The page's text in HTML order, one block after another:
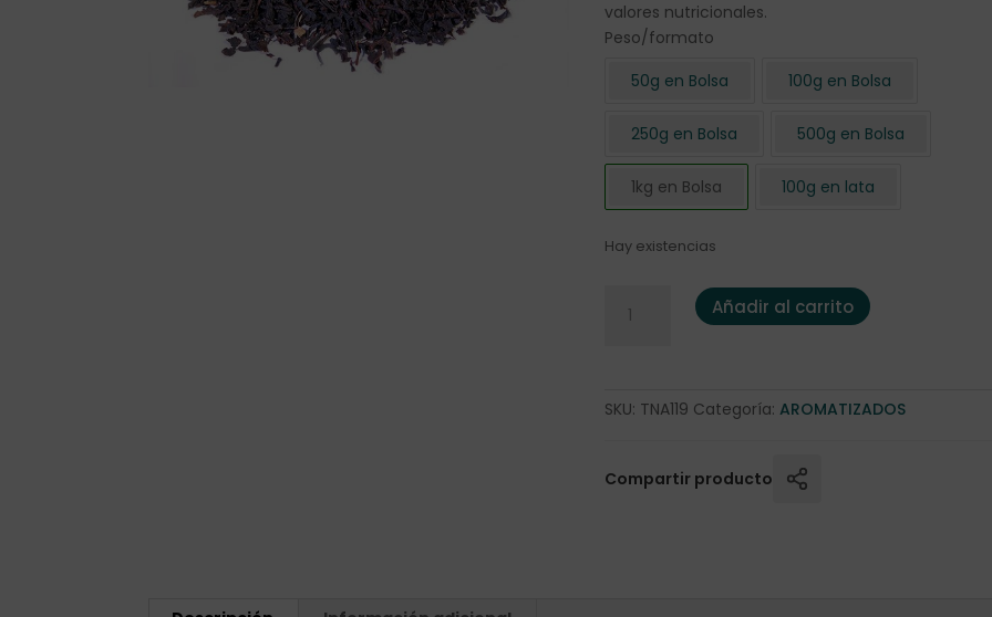
valores nutricionales.
Peso/formato
50g en Bolsa
100g en Bolsa
250g en Bolsa 500g en Bolsa
1kg en Bolsa 100g en lata
Hay existencias
Té Negro "Paquistaní" 1 Kg. cantidad
Añadir al carrito
SKU: TNA119 Categoría:AROMATIZADOS
Compartir producto